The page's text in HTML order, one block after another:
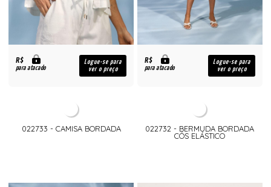
R$
para atacado
Logue-se para
ver o preço
022733 - CAMISA BORDADA
R$
para atacado
Logue-se para
ver o preço
022732 - BERMUDA BORDADA
CÓS ELÁSTICO